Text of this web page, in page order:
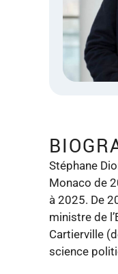
Stéphane
Monaco de
à 2025. De
ministre de
Cartierville
science